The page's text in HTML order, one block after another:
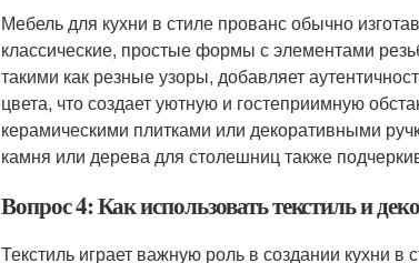
Мебель для кухни в стиле прованс обычно
классические, простые формы с элементами
такими как резные узоры, добавляет
цвета, что создает уютную и гостеприимную
керамическими плитками или декоративными
камня или дерева для столешниц также
Вопрос 4: Как использовать текстиль и
Текстиль играет важную роль в создании кухни